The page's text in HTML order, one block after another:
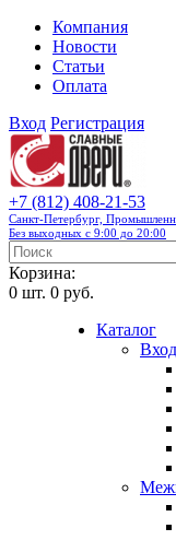
Компания
Новости
Статьи
Оплата
Вход Регистрация
+7 (812) 408-21-53
Санкт-Петербург,
Без выходных с 9:00 до 20:00
Корзина:
0 шт. 0 руб.
Каталог